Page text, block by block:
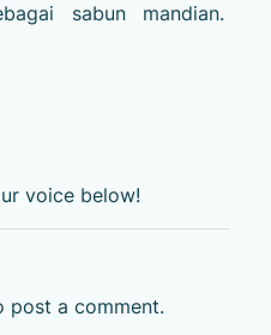
sabun mandian.
voice below!
a comment.